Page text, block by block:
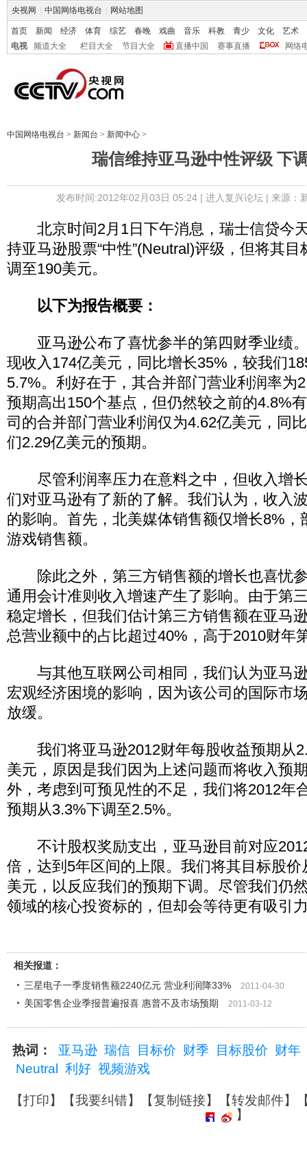
央视网 中国网络电视台 网站地图
首页 新闻 经济 体育 综艺 春晚 戏曲 音乐 科教 青少 文化
艺术
电视
频道大全 栏目大全 节目大全 直播中国 赛事直播 网络
中国网络电视台 > 新闻台 > 新闻中心 >
瑞信维持亚马逊中性评级 下
发布时间:2012年02月03日 05:24 | 进入复兴论坛| 来源：
北京时间2月1日下午消息，瑞士信贷今
持亚马逊股票“中性”(Neutral)评级，但将其
调至190美元。
以下为报告概要：
亚马逊公布了喜忧参半的第四财季业绩
现收入174亿美元，同比增长35%，较我们
5.7%。利好在于，其合并部门营业利润率为
预期高出150个基点，但仍然较之前的4.8%
司的合并部门营业利润仅为4.62亿美元，同
们2.29亿美元的预期。
尽管利润率压力在意料之中，但收入增
们对亚马逊有了新的了解。我们认为，收入
的影响。首先，北美媒体销售额仅增长8%，
游戏销售额。
除此之外，第三方销售额的增长也喜忧
通用会计准则收入增速产生了影响。由于第
稳定增长，但我们估计第三方销售额在亚马
总营业额中的占比超过40%，高于2010财年
与其他互联网公司相同，我们认为亚马
宏观经济困境的影响，因为该公司的国际市
放缓。
我们将亚马逊2012财年每股收益预期从
美元，原因是我们因为上述问题而将收入预
外，考虑到可预见性的不足，我们将2012年
预期从3.3%下调至2.5%。
不计股权奖励支出，亚马逊目前对应
倍，达到5年区间的上限。我们将其目标股
美元，以反应我们的预期下调。尽管我们仍
领域的核心投资标的，但却会等待更有吸引
相关报道：
三星电子一季度销售额2240亿元 营业利润降33%
2011-04-30
美国零售企业季报普遍报喜 惠普不及市场预期 2011-03-12
热词： 亚马逊 瑞信 目标价 财季 目标股价 财年
Neutral
利好 视频游戏
【打印】【我要纠错】【复制链接】【转发邮件】
】